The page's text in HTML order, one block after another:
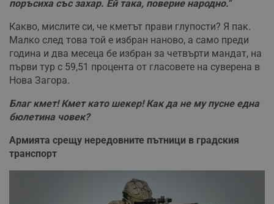
поръсиха със захар. Ей така, поверие народно."
Какво, мислите си, че кметът прави глупости? Я пак.
Малко след това той е избран наново, а само преди
година и два месеца бе избран за четвърти мандат, на
първи тур с 59,51 процента от гласовете на суверена в
Нова Загора.
Благ кмет! Кмет като шекер! Как да не му пусне една
бюлетина човек?
Армията срещу нередовните пътници в градския
транспорт